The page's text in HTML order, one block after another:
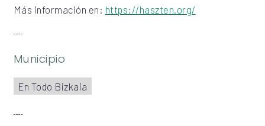
Más información en: https://haszten.org/
Municipio
En Todo Bizkaia